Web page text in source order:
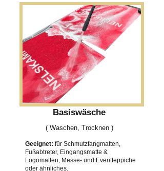
Basiswäsche
( Waschen, Trocknen )
Geeignet: für Schmutzfangmatten,
Fußabtreter, Eingangsmatte &
Logomatten, Messe- und Eventteppiche
oder ähnliches.